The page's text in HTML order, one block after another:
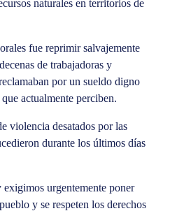
naturales en territorios de
fue reprimir salvajemente
de trabajadoras y
por un sueldo digno
actualmente perciben.
violencia desatados por las
durante los últimos días
urgentemente poner
y se respeten los derechos